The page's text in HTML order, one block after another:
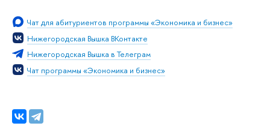
Чат для абитуриентов программы «Экономика и бизнес»
Нижегородская Вышка ВКонтакте
Нижегородская Вышка в Телеграм
Чат программы «Экономика и бизнес»